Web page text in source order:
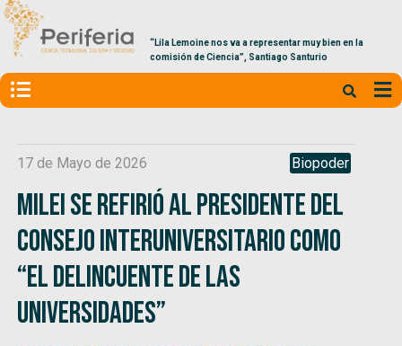
“Lila Lemoine nos va a representar muy bien en la
comisión de Ciencia”, Santiago Santurio
17 de Mayo de 2026 Biopoder
Milei se refirió al presidente del
Consejo Interuniversitario como
“el delincuente de las
universidades”